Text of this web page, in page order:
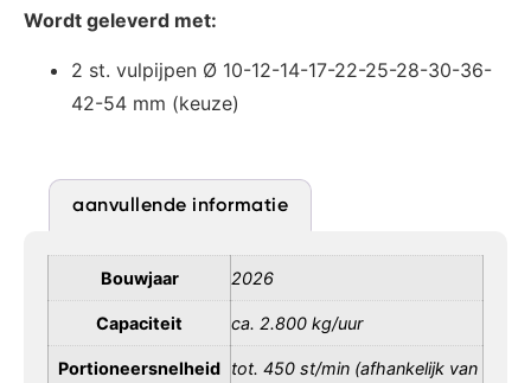
Wordt geleverd met:
2 st. vulpijpen Ø 10-12-14-17-22-25-28-30-36-
42-54 mm (keuze)
aanvullende informatie
Bouwjaar 2026
Capaciteit ca. 2.800 kg/uur
Portioneersnelheid tot. 450 st/min (afhankelijk van